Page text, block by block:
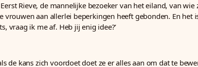
Rieve, de mannelijke bezoeker van het eiland, van wie
aan allerlei beperkingen heeft gebonden. En het
vraag ik me af. Heb jij enig idee?’
de kans zich voordoet doet ze er alles aan om dat te